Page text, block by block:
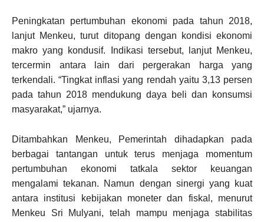
Peningkatan pertumbuhan ekonomi pada tahun 2018,
lanjut Menkeu, turut ditopang dengan kondisi ekonomi
makro yang kondusif. Indikasi tersebut, lanjut Menkeu,
tercermin antara lain dari pergerakan harga yang
terkendali. “Tingkat inflasi yang rendah yaitu 3,13 persen
pada tahun 2018 mendukung daya beli dan konsumsi
masyarakat,” ujarnya.
Ditambahkan Menkeu, Pemerintah dihadapkan pada
berbagai tantangan untuk terus menjaga momentum
pertumbuhan ekonomi tatkala sektor keuangan
mengalami tekanan. Namun dengan sinergi yang kuat
antara institusi kebijakan moneter dan fiskal, menurut
Menkeu Sri Mulyani, telah mampu menjaga stabilitas